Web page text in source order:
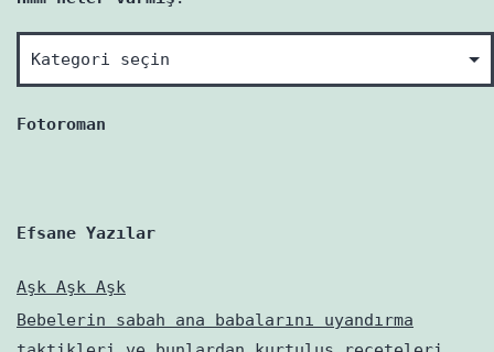
Hmm
neler
varmış?
Fotoroman
Efsane Yazılar
Aşk Aşk Aşk
Bebelerin sabah ana babalarını uyandırma